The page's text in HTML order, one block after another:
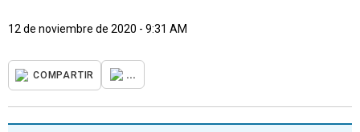
12 de noviembre de 2020 - 9:31 AM
COMPARTIR ...